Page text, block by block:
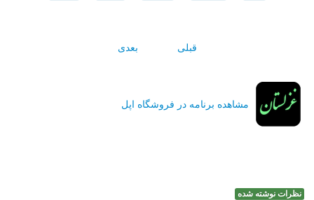
قبلی بعدی
مشاهده برنامه در فروشگاه اپل
نظرات نوشته شده